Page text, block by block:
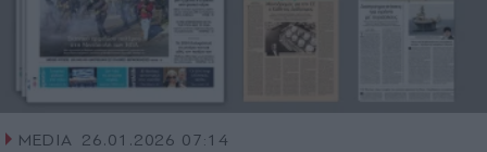
MEDIA 26.01.2026 07:14